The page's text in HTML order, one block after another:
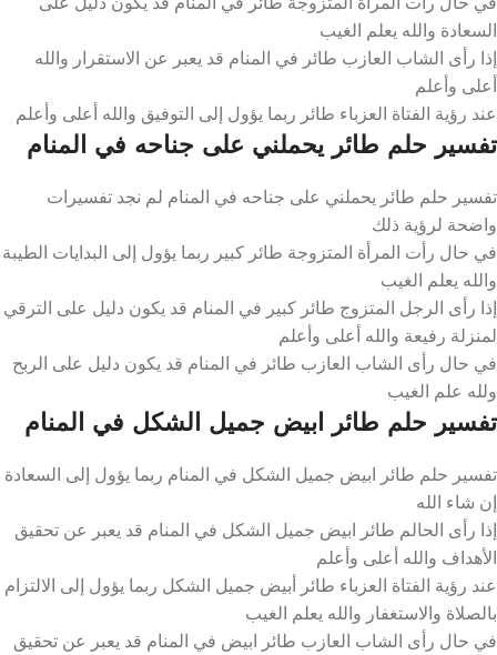
السعادة والله يعلم الغيب
إذا رأى الشاب العازب طائر في المنام قد يعبر عن الاستقرار والله
أعلى وأعلم
عند رؤية الفتاة العزباء طائر ربما يؤول إلى التوفيق والله أعلى وأعلم
تفسير حلم طائر يحملني على جناحه في المنام
تفسير حلم طائر يحملني على جناحه في المنام لم نجد تفسيرات
واضحة لرؤية ذلك
في حال رأت المرأة المتزوجة طائر كبير ربما يؤول إلى البدايات الطيبة
والله يعلم الغيب
إذا رأى الرجل المتزوج طائر كبير في المنام قد يكون دليل على الترقي
لمنزلة رفيعة والله أعلى وأعلم
في حال رأى الشاب العازب طائر في المنام قد يكون دليل على الربح
ولله علم الغيب
تفسير حلم طائر ابيض جميل الشكل في المنام
تفسير حلم طائر ابيض جميل الشكل في المنام ربما يؤول إلى السعادة
إن شاء الله
إذا رأى الحالم طائر ابيض جميل الشكل في المنام قد يعبر عن تحقيق
الأهداف والله أعلى وأعلم
عند رؤية الفتاة العزباء طائر أبيض جميل الشكل ربما يؤول إلى الالتزام
بالصلاة والاستغفار والله يعلم الغيب
في حال رأى الشاب العازب طائر ابيض في المنام قد يعبر عن تحقيق